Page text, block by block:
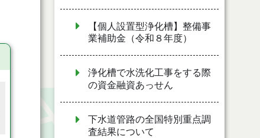
【個人設置型浄化槽】整備事
業補助金（令和８年度）
浄化槽で水洗化工事をする際
の資金融資あっせん
下水道管路の全国特別重点調
査結果について